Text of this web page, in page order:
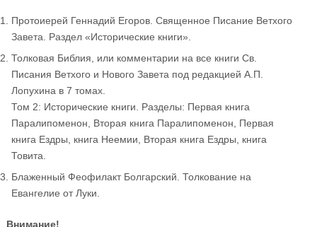
Протоиерей Геннадий Егоров. Священное Писание Ветхого
Завета. Раздел «Исторические книги».
Толковая Библия, или комментарии на все книги Св.
Писания Ветхого и Нового Завета под редакцией А.П.
Лопухина в 7 томах.
Том 2: Исторические книги. Разделы: Первая книга
Паралипоменон, Вторая книга Паралипоменон, Первая
книга Ездры, книга Неемии, Вторая книга Ездры, книга
Товита.
Блаженный Феофилакт Болгарский. Толкование на
Евангелие от Луки.
Внимание!